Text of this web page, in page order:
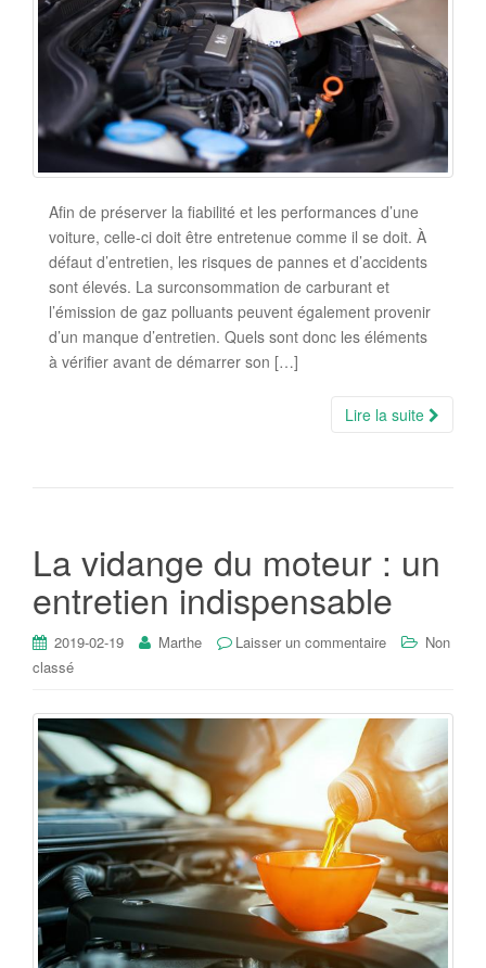
Afin de préserver la fiabilité et les performances d’une
voiture, celle-ci doit être entretenue comme il se doit. À
défaut d’entretien, les risques de pannes et d’accidents
sont élevés. La surconsommation de carburant et
l’émission de gaz polluants peuvent également provenir
d’un manque d’entretien. Quels sont donc les éléments
à vérifier avant de démarrer son […]
Lire la suite
La vidange du moteur : un
entretien indispensable
2019-02-19 Marthe Laisser un commentaire
Non
classé